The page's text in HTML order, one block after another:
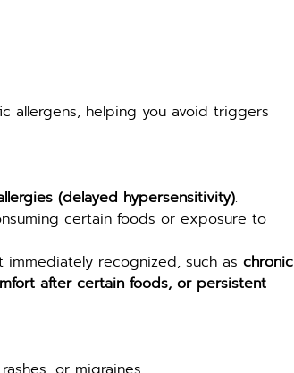
allergens, helping you avoid triggers
(delayed hypersensitivity).
certain foods or exposure to
recognized, such as chronic
after certain foods, or persistent